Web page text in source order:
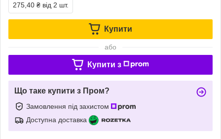
275,40 ₴ від 2 шт.
Купити
або
Купити з
Що таке купити з Пром?
Замовлення під захистом
Доступна доставка